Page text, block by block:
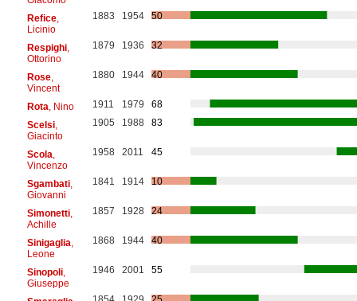
Refice,
Licinio
1883 1954 50
Respighi,
Ottorino
1879 1936 32
Rose,
Vincent
1880 1944 40
Rota , Nino 1911 1979
68
Scelsi,
Giacinto
1905 1988 83
Scola
Vincenzo
1958 2011 45
Sgambati,
Giovanni
1841 1914 10
Simonetti,
Achille
1857 1928 24
Sinigaglia
Leone
1868 1944 40
Sinopoli,
Giuseppe
1946 2001 55